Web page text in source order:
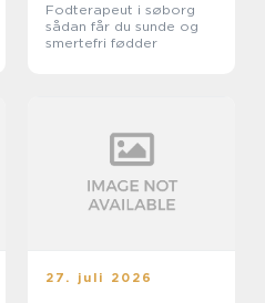
Fodterapeut i søborg
sådan får du sunde og
smertefri fødder
27. juli 2026